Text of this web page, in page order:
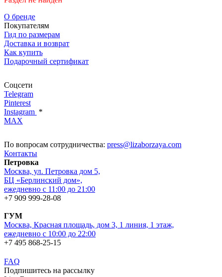
О бренде
Покупателям
Гид по размерам
Доставка и возврат
Как купить
Подарочный сертификат
Соцсети
Telegram
Pinterest
Instagram *
MAX
По вопросам сотрудничества: press@lizaborzaya.com
Контакты
Петровка
Москва, ул. Петровка дом 5,
БЦ «Берлинский дом»,
ежедневно с 11:00 до 21:00
+7 909 999-28-08
ГУМ
Москва, Красная площадь, дом 3, 1 линия, 1 этаж,
ежедневно с 10:00 до 22:00
+7 495 868-25-15
FAQ
Подпишитесь на рассылку